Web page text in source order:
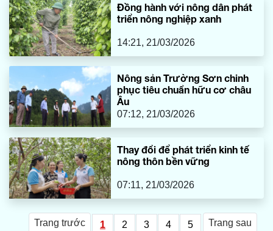
Đồng hành với nông dân phát
triển nông nghiệp xanh
14:21, 21/03/2026
Nông sản Trường Sơn chinh
phục tiêu chuẩn hữu cơ châu
Âu
07:12, 21/03/2026
Thay đổi để phát triển kinh tế
nông thôn bền vững
07:11, 21/03/2026
Trang trước 1 2 3 4 5 Trang sau